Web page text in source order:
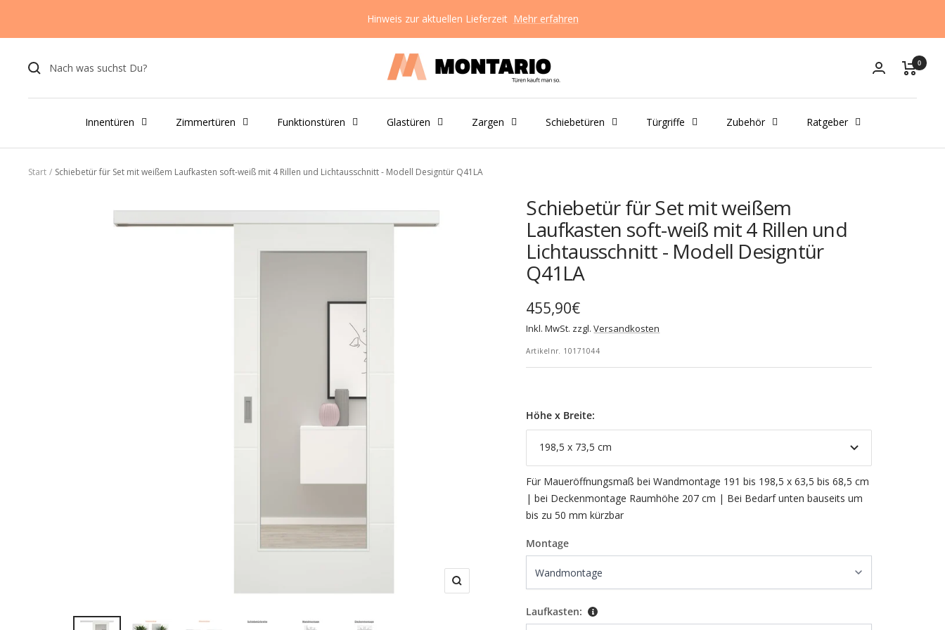
Inhalt
Hinweis zur aktuellen Lieferzeit Mehr erfahren
Montario
GmbH
0
Innentüren Zimmertüren Funktionstüren Glastüren Zargen Schiebetüren Türgriffe Zubehör Ratgeber
Start Schiebetür für Set mit weißem Laufkasten soft-weiß mit 4 Rillen und Lichtausschnitt - Modell Designtür Q41LA
Zoom
Schiebetür für Set mit weißem
Laufkasten soft-weiß mit 4 Rillen und
Lichtausschnitt - Modell Designtür
Q41LA
Angebotspreis
455,90€
Inkl. MwSt. zzgl.Versandkosten
Artikelnr. 10171044
Höhe x Breite:
198,5 x 73,5 cm
Für Maueröffnungsmaß bei Wandmontage 191 bis 198,5 x 63,5 bis 68,5 cm
| bei Deckenmontage Raumhöhe 207 cm | Bei Bedarf unten bauseits um
bis zu 50 mm kürzbar
Montage
Laufkasten: